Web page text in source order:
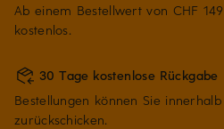
Ab einem Bestellwert von CHF
kostenlos.
30 Tage kostenlose Rückgabe
Bestellungen können Sie
zurückschicken.